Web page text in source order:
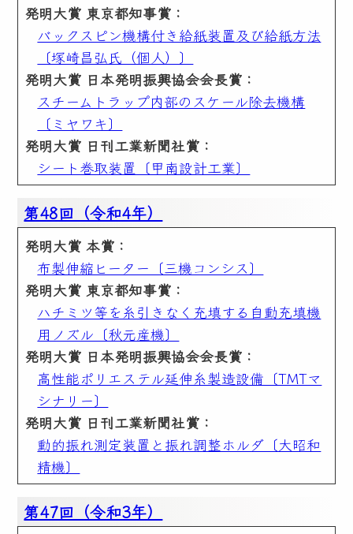
発明大賞 東京都知事賞：
バックスピン機構付き給紙装置及び給紙方法
〔塚崎昌弘氏（個人）〕
発明大賞 日本発明振興協会会長賞：
スチームトラップ内部のスケール除去機構
〔ミヤワキ〕
発明大賞 日刊工業新聞社賞：
シート巻取装置〔甲南設計工業〕
第48回（令和4年）
発明大賞 本賞：
布製伸縮ヒーター〔三機コンシス〕
発明大賞 東京都知事賞：
ハチミツ等を糸引きなく充填する自動充填機
用ノズル〔秋元産機〕
発明大賞 日本発明振興協会会長賞：
高性能ポリエステル延伸糸製造設備〔TMTマ
シナリー〕
発明大賞 日刊工業新聞社賞：
動的振れ測定装置と振れ調整ホルダ〔大昭和
精機〕
第47回（令和3年）